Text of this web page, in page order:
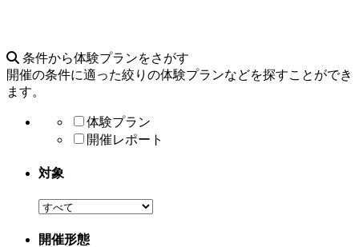
条件から体験プランをさがす
開催の条件に適った絞りの体験プランなどを探すことができ
ます。
体験プラン
開催レポート
対象
開催形態